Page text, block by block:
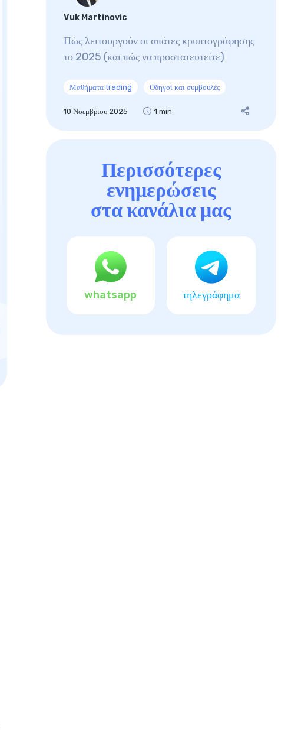
Vuk Martinovic
Πώς λειτουργούν οι απάτες κρυπτογράφησης
το 2025 (και πώς να προστατευτείτε)
Μαθήματα trading Οδηγοί και συμβουλές
10 Νοεμβρίου 2025 1 min
Περισσότερες
ενημερώσεις
στα κανάλια μας
whatsapp τηλεγράφημα